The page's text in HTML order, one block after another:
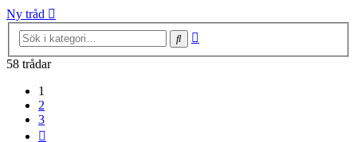
Ny tråd
Sök
58 trådar
1
2
3